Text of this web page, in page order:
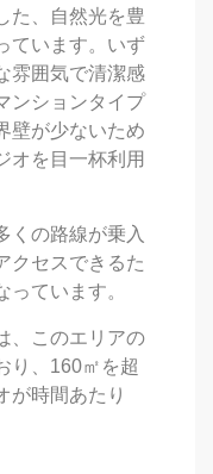
た、自然光を豊
ています。いず
雰囲気で清潔感
ンションタイプ
壁が少ないため
オを目一杯利用
くの路線が乗入
クセスできるた
ています。
、このエリアの
り、160㎡を超
が時間あたり